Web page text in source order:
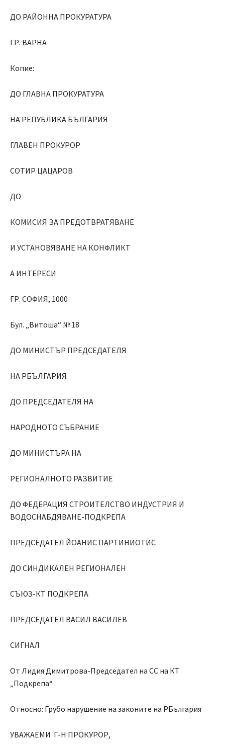
ДО РАЙОННА ПРОКУРАТУРА
ГР. ВАРНА
Копие:
ДО ГЛАВНА ПРОКУРАТУРА
НА РЕПУБЛИКА БЪЛГАРИЯ
ГЛАВЕН ПРОКУРОР
СОТИР ЦАЦАРОВ
ДО
КОМИСИЯ ЗА ПРЕДОТВРАТЯВАНЕ
И УСТАНОВЯВАНЕ НА КОНФЛИКТ
А ИНТЕРЕСИ
ГР. СОФИЯ, 1000
Бул. „Витоша“ № 18
ДО МИНИСТЪР ПРЕДСЕДАТЕЛЯ
НА РБЪЛГАРИЯ
ДО ПРЕДСЕДАТЕЛЯ НА
НАРОДНОТО СЪБРАНИЕ
ДО МИНИСТЪРА НА
РЕГИОНАЛНОТО РАЗВИТИЕ
ДО ФЕДЕРАЦИЯ СТРОИТЕЛСТВО ИНДУСТРИЯ И
ВОДОСНАБДЯВАНЕ-ПОДКРЕПА
ПРЕДСЕДАТЕЛ ЙОАНИС ПАРТИНИОТИС
ДО СИНДИКАЛЕН РЕГИОНАЛЕН
СЪЮЗ-КТ ПОДКРЕПА
ПРЕДСЕДАТЕЛ ВАСИЛ ВАСИЛЕВ
СИГНАЛ
От Лидия Димитрова-Председател на СС на КТ
„Подкрепа“
Относно: Грубо нарушение на законите на РБългария
УВАЖАЕМИ Г-Н ПРОКУРОР,